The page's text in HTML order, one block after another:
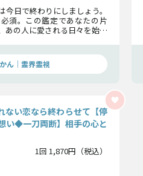
日で終わりにしましょう。
須。この鑑定であなたの片
あの人に愛される日々を始め
ん｜霊界霊視
ない恋なら終わらせて【停
い◆一刀両断】相手の心と
1回 1,870円（税込）